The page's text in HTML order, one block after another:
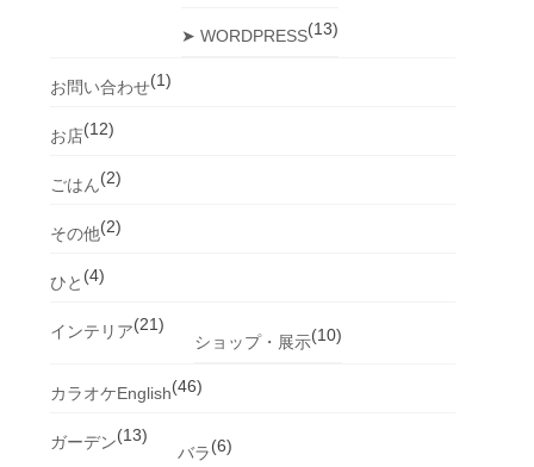
➤ WORDPRESS(13)
お問い合わせ(1)
お店(12)
ごはん(2)
その他(2)
ひと (4)
インテリア(21)
ショップ・展示(10)
カラオケEnglish(46)
ガーデン(13)
バラ(6)